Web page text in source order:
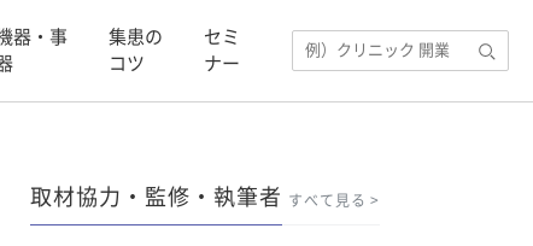
器・事
集患の
コツ
セミ
ナー
取材協力・監修・執筆者 すべて見る